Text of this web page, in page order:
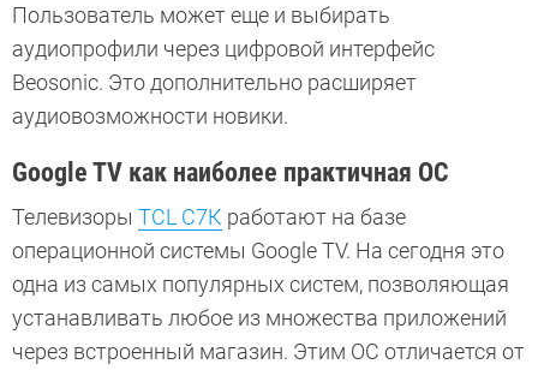
Пользователь может еще и выбирать
аудиопрофили через цифровой интерфейс
Beosonic. Это дополнительно расширяет
аудиовозможности новики.
Google TV как наиболее практичная ОС
Телевизоры TCL C7К работают на базе
операционной системы Google TV. На сегодня это
одна из самых популярных систем, позволяющая
устанавливать любое из множества приложений
через встроенный магазин. Этим ОС отличается от